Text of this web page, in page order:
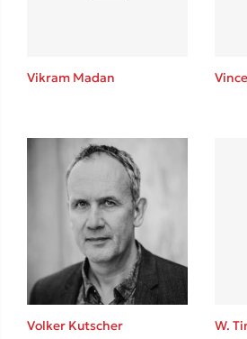
Ιωάννης
Ένας γίγαντας στο
Vikram Madan
Volker Kutscher W.